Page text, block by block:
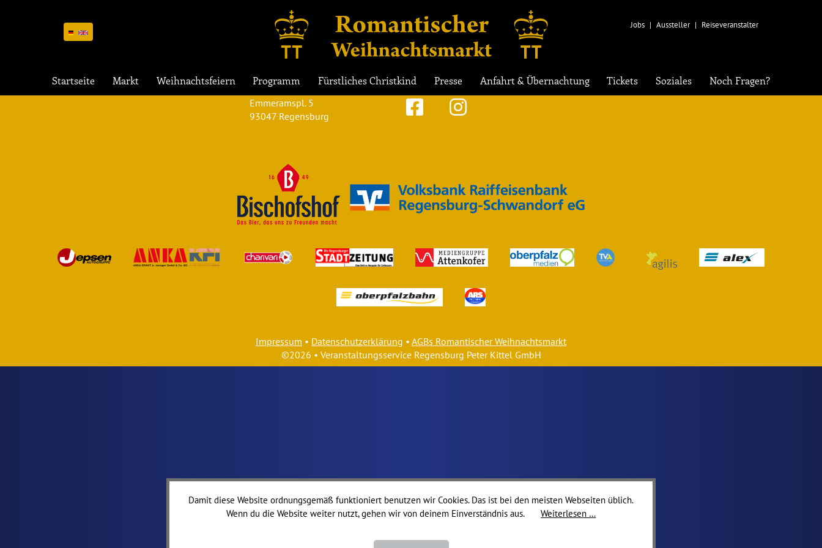
Navigation
überspringen
Jobs Aussteller Reiseveranstalter
überspringen
Startseite Markt Weihnachtsfeiern Programm Fürstliches Christkind Presse Anfahrt & Übernachtung Tickets Soziales Noch Fragen?
Schloss Thurn und Taxis
Emmeramspl. 5
93047 Regensburg
Zurzeit sind keine Nachrichten vorhanden.
Impressum • Datenschutzerklärung • AGBs Romantischer Weihnachtsmarkt
©2026 • Veranstaltungsservice Regensburg Peter Kittel GmbH
Damit diese Website ordnungsgemäß funktioniert benutzen wir Cookies. Das ist bei den meisten Webseiten üblich.
Wenn du die Website weiter nutzt, gehen wir von deinem Einverständnis aus.
Weiterlesen …